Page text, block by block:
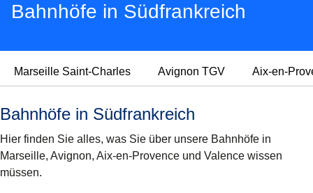
Bahnhöfe in Südfrankreich
Marseille Saint-Charles Avignon TGV Aix-en-
Bahnhöfe in Südfrankreich
Hier finden Sie alles, was Sie über unsere Bahnhöfe in
Marseille, Avignon, Aix-en-Provence und Valence wissen
müssen.